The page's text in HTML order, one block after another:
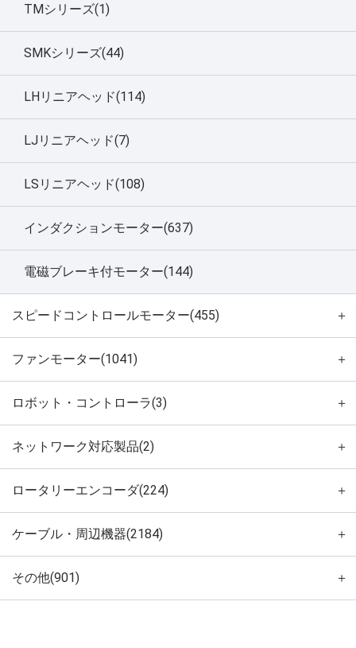
TMシリーズ(1)
SMKシリーズ(44)
LHリニアヘッド(114)
LJリニアヘッド(7)
LSリニアヘッド(108)
インダクションモーター(637)
電磁ブレーキ付モーター(144)
スピードコントロールモーター(455) ＋
ファンモーター(1041) ＋
ロボット・コントローラ(3) ＋
ネットワーク対応製品(2) ＋
ロータリーエンコーダ(224) ＋
ケーブル・周辺機器(2184) ＋
その他(901) ＋